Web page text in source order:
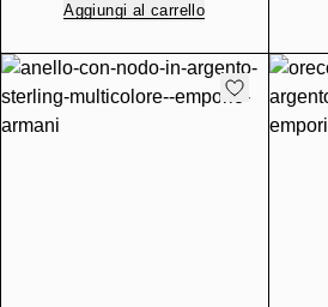
Aggiungi al carrello